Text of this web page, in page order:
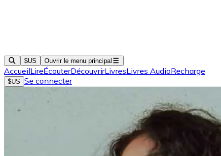
$US Ouvrir le menu principal
AccueilLireÉcouterDécouvrirLivresLivres AudioRecharge
$US Se connecter